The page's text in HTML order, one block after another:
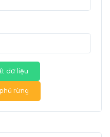
dữ liệu
rừng